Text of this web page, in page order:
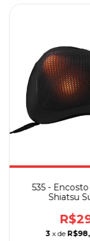
535 -
Shiatsu
3 x de